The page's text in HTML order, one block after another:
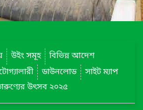
উইং সমূহ
বিভিন্ন আদেশ
ডাউনলোড
সাইট ম্যাপ
উৎসব ২০২৫